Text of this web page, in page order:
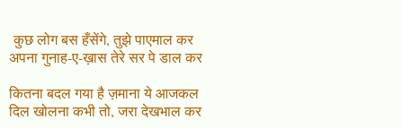
कुछ लोग बस हँसेंगे, तुझे पाएमाल कर
अपना गुनाह-ए-ख़ास तेरे सर पे डाल कर
कितना बदल गया है ज़माना ये आजकल
दिल खोलना कभी तो, जरा देखभाल कर